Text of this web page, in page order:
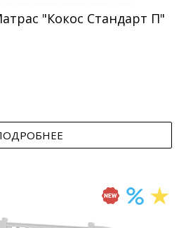
"Кокос Стандарт П"